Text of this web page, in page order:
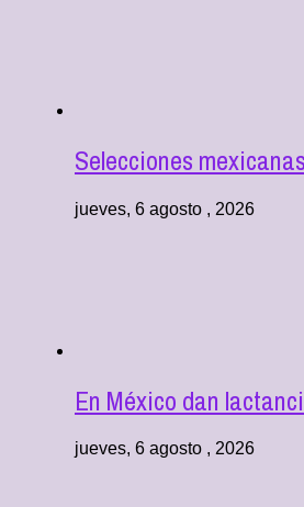
Selecciones
jueves, 6 agosto , 2026
En México dan
jueves, 6 agosto , 2026